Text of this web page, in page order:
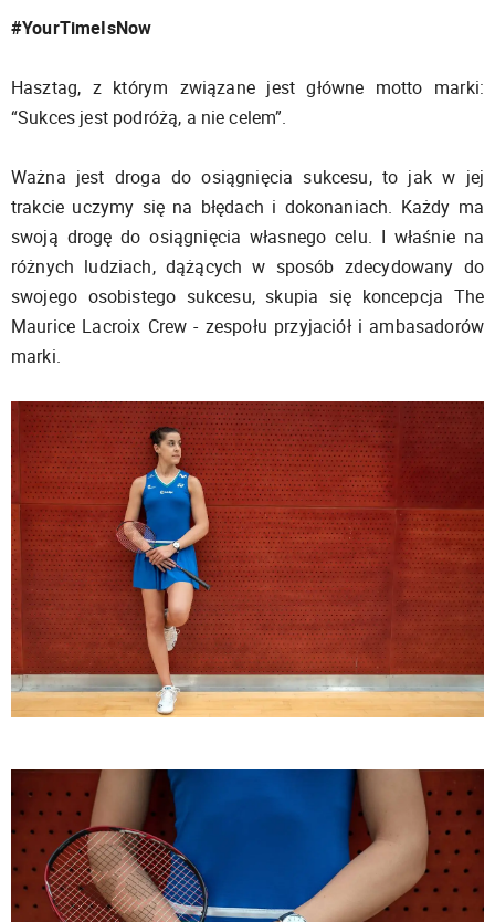
#YourTimeIsNow
Hasztag, z którym związane jest główne motto marki:
“Sukces jest podróżą, a nie celem”.
Ważna jest droga do osiągnięcia sukcesu, to jak w jej
trakcie uczymy się na błędach i dokonaniach. Każdy ma
swoją drogę do osiągnięcia własnego celu. I właśnie na
różnych ludziach, dążących w sposób zdecydowany do
swojego osobistego sukcesu, skupia się koncepcja The
Maurice Lacroix Crew - zespołu przyjaciół i ambasadorów
marki.